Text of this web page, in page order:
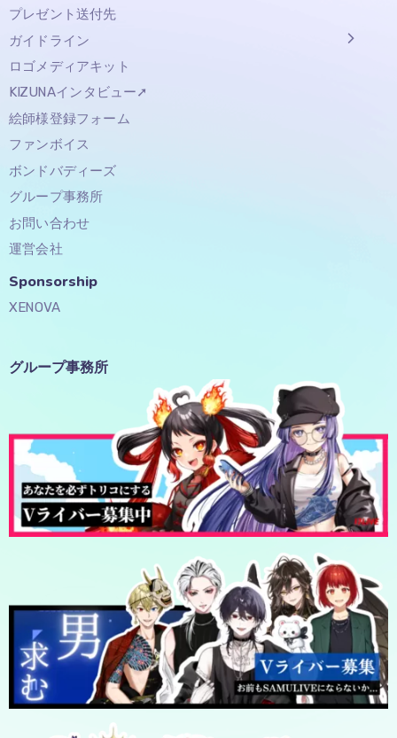
プレゼント送付先
ガイドライン
ロゴメディアキット
KIZUNAインタビュー➚
絵師様登録フォーム
ファンボイス
ボンドバディーズ
グループ事務所
お問い合わせ
運営会社
Sponsorship​
XENOVA
グループ事務所